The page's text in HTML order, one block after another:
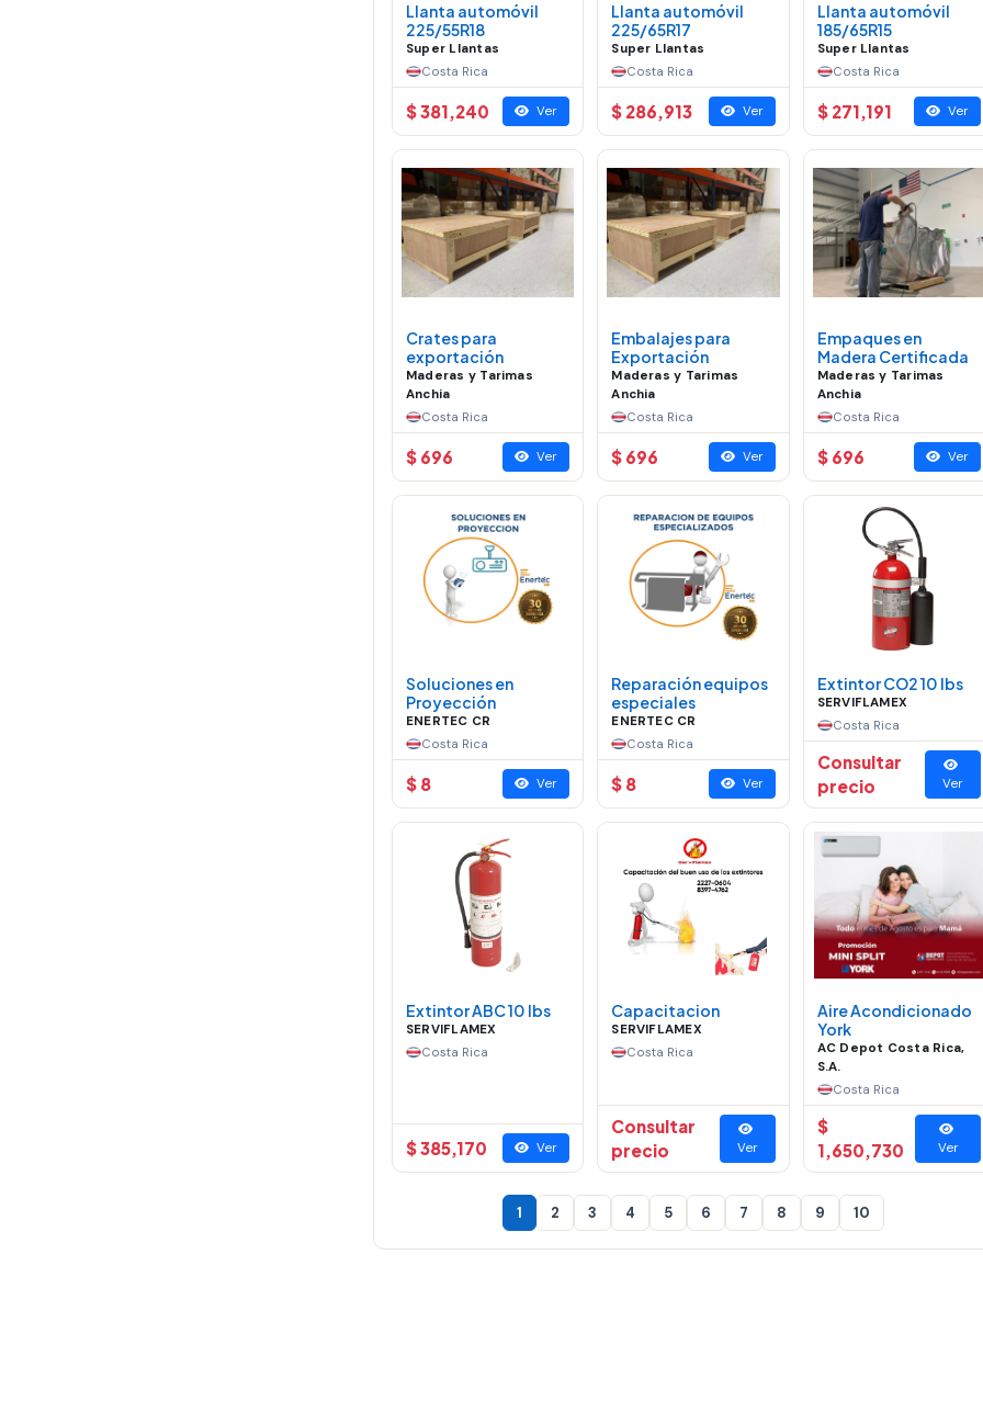
Llanta automóvil
225/55R18
Super Llantas
Costa Rica
$ 381,240 Ver
Llanta automóvil
225/65R17
Super Llantas
Costa Rica
$ 286,913 Ver
Llanta automóvil
185/65R15
Super Llantas
Costa Rica
$ 271,191 Ver
Crates para
exportación
Maderas y Tarimas
Anchia
Costa Rica
$ 696 Ver
Embalajes para
Exportación
Maderas y Tarimas
Anchia
Costa Rica
$ 696 Ver
Empaques en
Madera Certificada
Maderas y Tarimas
Anchia
Costa Rica
$ 696 Ver
Soluciones en
Proyección
ENERTEC CR
Costa Rica
$ 8 Ver
Reparación equipos
especiales
ENERTEC CR
Costa Rica
$ 8 Ver
Extintor CO2 10 lbs
SERVIFLAMEX
Costa Rica
Consultar
precio
Ver
Extintor ABC 10 lbs
SERVIFLAMEX
Costa Rica
$ 385,170 Ver
Capacitacion
SERVIFLAMEX
Costa Rica
Consultar
precio
Ver
Aire Acondicionado
York
AC Depot Costa Rica,
S.A.
Costa Rica
$
1,650,730
Ver
1 2 3 4 5 6 7 8 9 10